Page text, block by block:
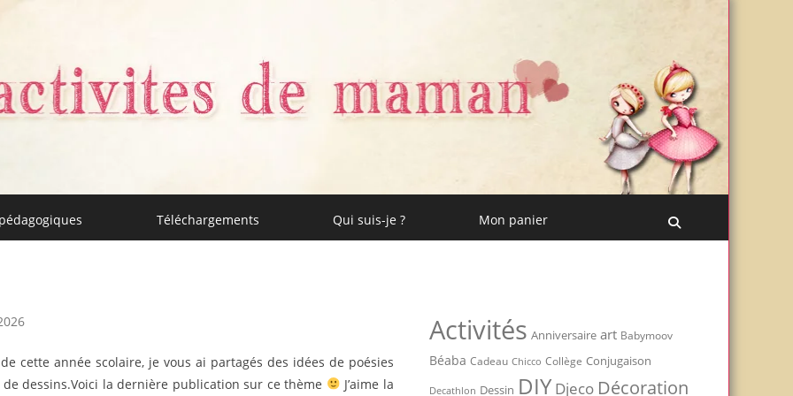
Téléchargements Qui suis-je ? Mon panier
de dessins.Voici la dernière publication sur ce thème
J’aime la
Activités Anniversaire art Babymoov
Béaba Cadeau Chicco Collège Conjugaison
Decathlon Dessin DIY Djeco Décoration